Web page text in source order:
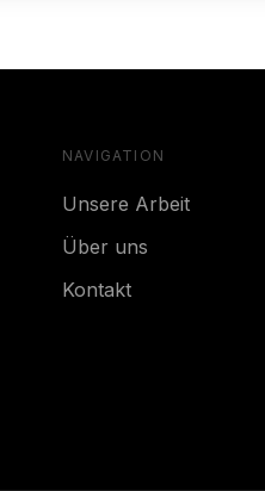
NAVIGATION
Unsere Arbeit
Über uns
Kontakt